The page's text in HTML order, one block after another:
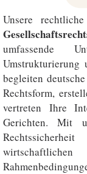
Unsere
umfassende
begleiten
Rechtsform,
vertreten Ihre
Gerichten. Mit